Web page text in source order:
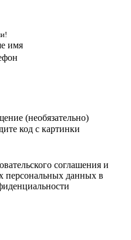
имя
(необязательно)
код с картинки
соглашения и
персональных данных в